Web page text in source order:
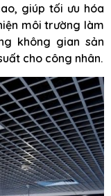
giúp tối ưu hóa
môi trường làm
không gian sản
cho công nhân.